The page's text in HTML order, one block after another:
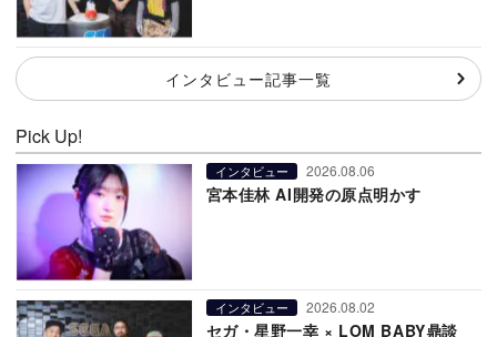
インタビュー記事一覧
Pick Up!
インタビュー 2026.08.06
宮本佳林 AI開発の原点明かす
インタビュー 2026.08.02
セガ・星野一幸 × LOM BABY鼎談